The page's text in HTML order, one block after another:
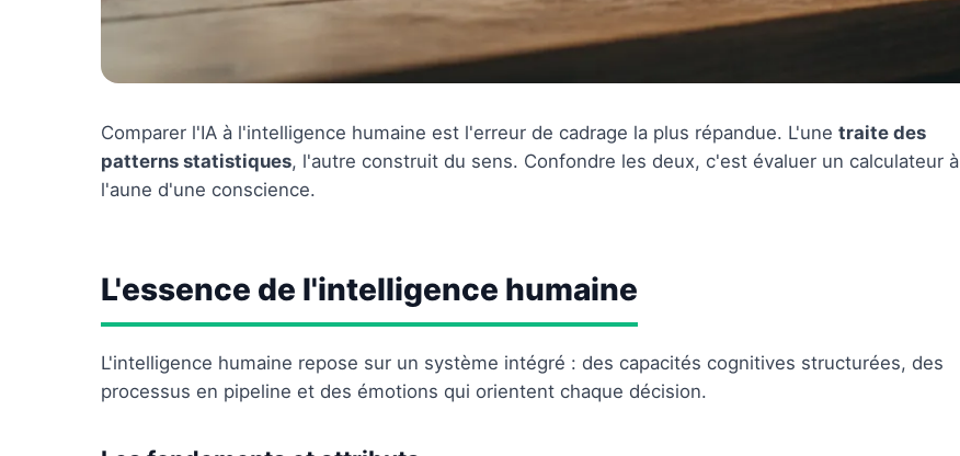
Comparer l'IA à l'intelligence humaine est l'erreur de cadrage la plus répandue. L'une traite des
patterns statistiques, l'autre construit du sens. Confondre les deux, c'est évaluer un calculateur à
l'aune d'une conscience.
L'essence de l'intelligence humaine
L'intelligence humaine repose sur un système intégré : des capacités cognitives structurées, des
processus en pipeline et des émotions qui orientent chaque décision.